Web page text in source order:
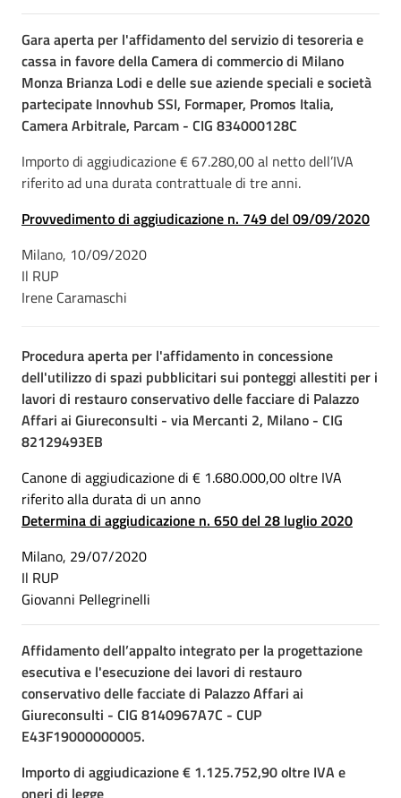
Gara aperta per l'affidamento del servizio di tesoreria e
cassa in favore della Camera di commercio di Milano
Monza Brianza Lodi e delle sue aziende speciali e società
partecipate Innovhub SSI, Formaper, Promos Italia,
Camera Arbitrale, Parcam - CIG 834000128C
Importo di aggiudicazione € 67.280,00 al netto dell’IVA
riferito ad una durata contrattuale di tre anni.
Provvedimento di aggiudicazione n. 749 del 09/09/2020
Milano, 10/09/2020
Il RUP
Irene Caramaschi
Procedura aperta per l'affidamento in concessione
dell'utilizzo di spazi pubblicitari sui ponteggi allestiti per i
lavori di restauro conservativo delle facciare di Palazzo
Affari ai Giureconsulti - via Mercanti 2, Milano - CIG
82129493EB
Canone di aggiudicazione di € 1.680.000,00 oltre IVA
riferito alla durata di un anno
Determina di aggiudicazione n. 650 del 28 luglio 2020
Milano, 29/07/2020
Il RUP
Giovanni Pellegrinelli
Affidamento dell’appalto integrato per la progettazione
esecutiva e l'esecuzione dei lavori di restauro
conservativo delle facciate di Palazzo Affari ai
Giureconsulti - CIG 8140967A7C - CUP
E43F19000000005.
Importo di aggiudicazione € 1.125.752,90 oltre IVA e
oneri di legge